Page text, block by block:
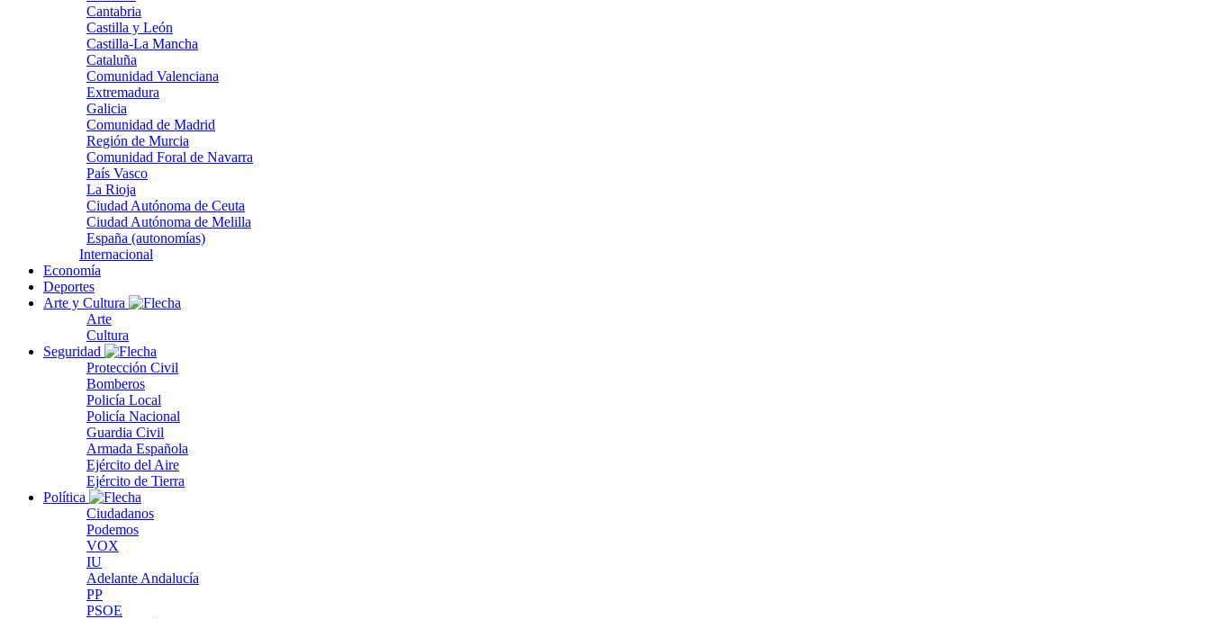
Cantabria
Castilla y León
Castilla-La Mancha
Cataluña
Comunidad Valenciana
Extremadura
Galicia
Comunidad de Madrid
Región de Murcia
Comunidad Foral de Navarra
País Vasco
La Rioja
Ciudad Autónoma de Ceuta
Ciudad Autónoma de Melilla
España (autonomías)
Internacional
Economía
Deportes
Arte y Cultura
Arte
Cultura
Seguridad
Protección Civil
Bomberos
Policía Local
Policía Nacional
Guardia Civil
Armada Española
Ejército del Aire
Ejército de Tierra
Política
Ciudadanos
Podemos
VOX
IU
Adelante Andalucía
PP
PSOE